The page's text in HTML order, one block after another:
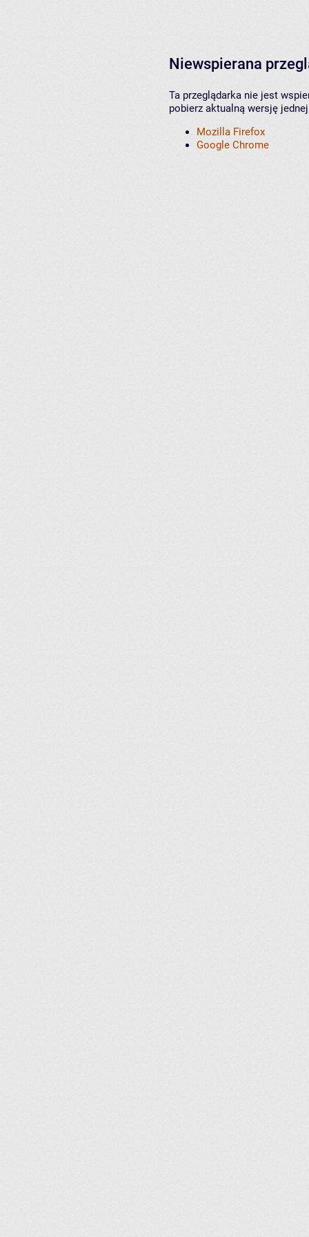
Niewspierana
Ta przeglądarka nie jest
pobierz aktualną wersję
Mozilla Firefox
Google Chrome